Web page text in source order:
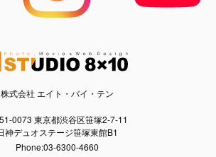
株式会社 エイト・バイ・テン
0073 東京都渋谷区笹塚2-7-11
神デュオステージ笹塚東館B1
Phone:03-6300-4660